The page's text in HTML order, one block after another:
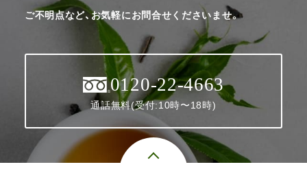
ご不明点など、お気軽にお問合せくださいませ。
0120-22-4663
通話無料(受付:10時〜18時)